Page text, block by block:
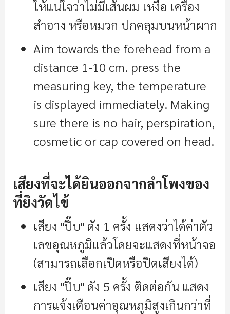
ให้แน่ใจว่าไม่มีเส้นผม เหงื่อ เครื่อง
สำอาง หรือหมวก ปกคลุมบนหน้าผาก
Aim towards the forehead from a
distance 1-10 cm. press the
measuring key, the temperature
is displayed immediately. Making
sure there is no hair, perspiration,
cosmetic or cap covered on head.
เสียงที่จะได้ยินออกจากลำโพงของ
ที่ยิงวัดไข้
เสียง "ปิ๊บ" ดัง 1 ครั้ง แสดงว่าได้ค่าตัว
เลขอุณหภูมิแล้วโดยจะแสดงที่หน้าจอ
(สามารถเลือกเปิดหรือปิดเสียงได้)
เสียง "ปิ๊บ" ดัง 5 ครั้ง ติดต่อกัน แสดง
การแจ้งเตือนค่าอุณหภูมิสูงเกินกว่าที่